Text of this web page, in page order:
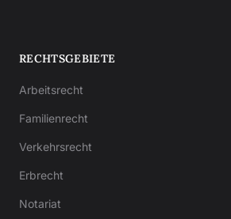
RECHTSGEBIETE
Arbeitsrecht
Familienrecht
Verkehrsrecht
Erbrecht
Notariat